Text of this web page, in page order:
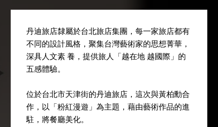
丹迪旅店隸屬於台北旅店集團，每一家旅店都有
不同的設計風格，聚集台灣藝術家的思想菁華，
深具人文素 養，提供旅人「越在地 越國際」的
五感體驗。
位於台北市天津街的丹迪旅店，這次與黃柏勳合
作，以「粉紅漫遊」為主題，藉由藝術作品的進
駐，將餐廳美化。